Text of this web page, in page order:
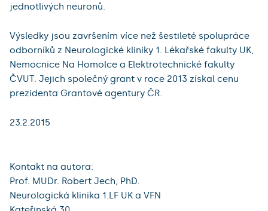
jednotlivých neuronů.
Výsledky jsou završením více než šestileté spolupráce
odborníků z Neurologické kliniky 1. Lékařské fakulty UK,
Nemocnice Na Homolce a Elektrotechnické fakulty
ČVUT. Jejich společný grant v roce 2013 získal cenu
prezidenta Grantové agentury ČR.
23.2.2015
Kontakt na autora:
Prof. MUDr. Robert Jech, PhD.
Neurologická klinika 1.LF UK a VFN